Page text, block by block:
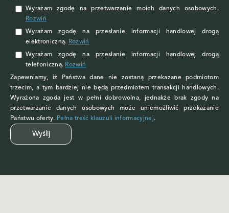
Wyrażam zgodę na przetwarzanie moich danych osobowych .
Rozwiń
Wyrażam zgodęna przesłanie informacji handlowej drogą
elektroniczną. Rozwiń
Wyrażam zgodęna przesłanie informacji handlowej drogą
telefoniczną. Rozwiń
Zapewniamy, iż Państwa dane nie zostaną przekazane podmiotom
trzecim, a tym bardziej nie będą przedmiotem transakcji handlowych.
Wyrażona zgoda jest w pełni dobrowolna, jednakże brak zgody na
przetwarzanie danych osobowych może uniemożliwić przekazanie
Państwu oferty. Pełna treść klauzuli informacyjnej.